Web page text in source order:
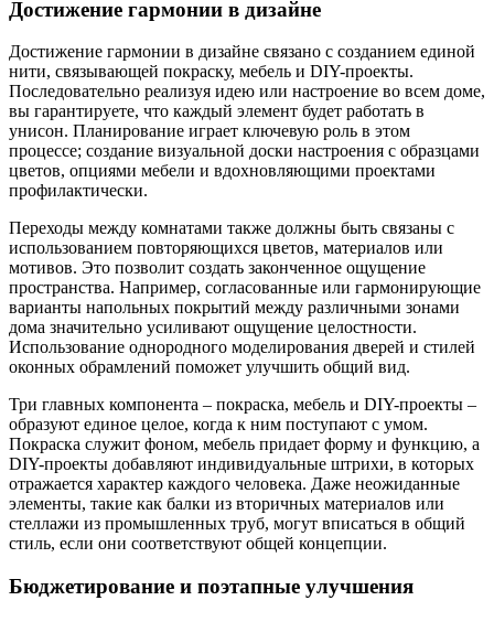
Достижение гармонии в дизайне
Достижение гармонии в дизайне связано с созданием единой
нити, связывающей покраску, мебель и DIY-проекты.
Последовательно реализуя идею или настроение во всем доме,
вы гарантируете, что каждый элемент будет работать в
унисон. Планирование играет ключевую роль в этом
процессе; создание визуальной доски настроения с образцами
цветов, опциями мебели и вдохновляющими проектами
профилактически.
Переходы между комнатами также должны быть связаны с
использованием повторяющихся цветов, материалов или
мотивов. Это позволит создать законченное ощущение
пространства. Например, согласованные или гармонирующие
варианты напольных покрытий между различными зонами
дома значительно усиливают ощущение целостности.
Использование однородного моделирования дверей и стилей
оконных обрамлений поможет улучшить общий вид.
Три главных компонента – покраска, мебель и DIY-проекты –
образуют единое целое, когда к ним поступают с умом.
Покраска служит фоном, мебель придает форму и функцию, а
DIY-проекты добавляют индивидуальные штрихи, в которых
отражается характер каждого человека. Даже неожиданные
элементы, такие как балки из вторичных материалов или
стеллажи из промышленных труб, могут вписаться в общий
стиль, если они соответствуют общей концепции.
Бюджетирование и поэтапные улучшения